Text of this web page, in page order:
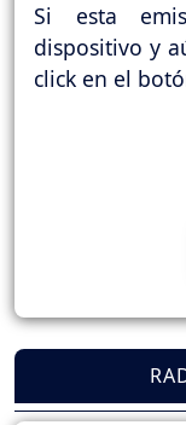
Si esta
dispositivo y
click en el